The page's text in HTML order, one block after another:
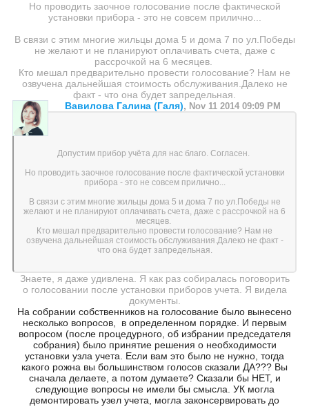
Но проводить заочное голосование после фактической
установки прибора - это не совсем прилично...
В связи с этим многие жильцы дома 5 и дома 7 по ул.Победы
не желают и не планируют оплачивать счета, даже с
рассрочкой на 6 месяцев.
Кто мешал предварительно провести голосование? Нам не
озвучена дальнейшая стоимость обслуживания.Далеко не
факт - что она будет запредельная.
Вавилова Галина (Галя), Nov 11 2014 09:09 PM
Допустим прибор учёта для нас благо. Согласен.
Но проводить заочное голосование после фактической установки
прибора - это не совсем прилично...
В связи с этим многие жильцы дома 5 и дома 7 по ул.Победы не
желают и не планируют оплачивать счета, даже с рассрочкой на 6
месяцев.
Кто мешал предварительно провести голосование? Нам не
озвучена дальнейшая стоимость обслуживания.Далеко не факт -
что она будет запредельная.
Знаете, я даже удивлена. Я как раз собиралась поговорить
о голосовании после установки приборов учета. Я видела
документы.
На собрании собственников на голосование было вынесено
несколько вопросов, в определенном порядке. И первым
вопросом (после процедурного, об избрании председателя
собрания) было принятие решения о необходимости
установки узла учета. Если вам это было не нужно, тогда
какого рожна вы большинством голосов сказали ДА??? Вы
сначала делаете, а потом думаете? Сказали бы НЕТ, и
следующие вопросы не имели бы смысла. УК могла
демонтировать узел учета, могла законсервировать до